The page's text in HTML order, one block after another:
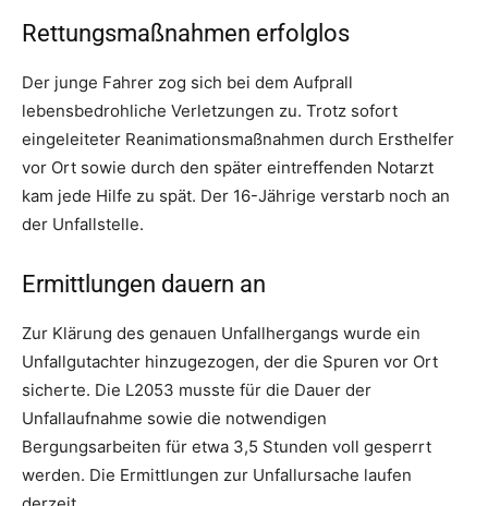
Rettungsmaßnahmen erfolglos
Der junge Fahrer zog sich bei dem Aufprall
lebensbedrohliche Verletzungen zu. Trotz sofort
eingeleiteter Reanimationsmaßnahmen durch Ersthelfer
vor Ort sowie durch den später eintreffenden Notarzt
kam jede Hilfe zu spät. Der 16-Jährige verstarb noch an
der Unfallstelle.
Ermittlungen dauern an
Zur Klärung des genauen Unfallhergangs wurde ein
Unfallgutachter hinzugezogen, der die Spuren vor Ort
sicherte. Die L2053 musste für die Dauer der
Unfallaufnahme sowie die notwendigen
Bergungsarbeiten für etwa 3,5 Stunden voll gesperrt
werden. Die Ermittlungen zur Unfallursache laufen